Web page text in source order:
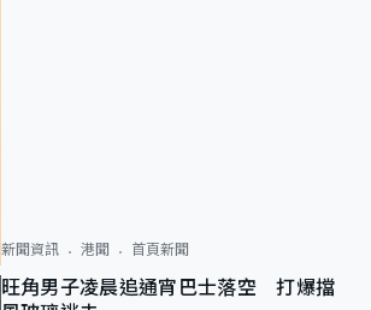
新聞資訊 港聞 首頁新聞
旺角男子凌晨追通宵巴士落空 打爆擋